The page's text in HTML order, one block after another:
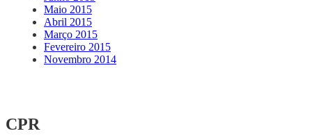
Maio 2015
Abril 2015
Março 2015
Fevereiro 2015
Novembro 2014
CPR